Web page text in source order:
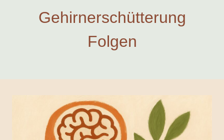
Gehirnerschütterung
Folgen